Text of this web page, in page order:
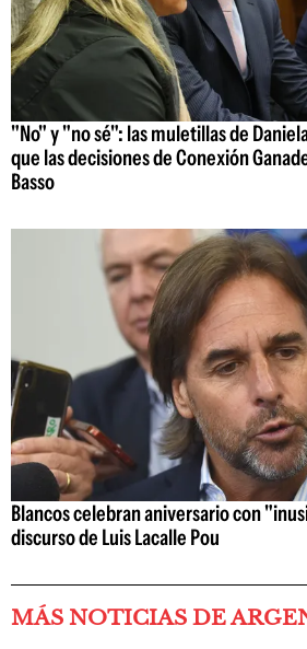
"No" y "no sé": las muletillas de
que las decisiones de Conexión
Basso
Blancos celebran aniversario con
discurso de Luis Lacalle Pou
MÁS NOTICIAS DE